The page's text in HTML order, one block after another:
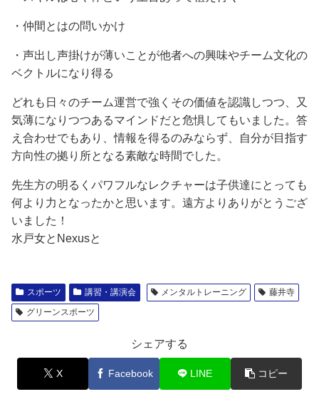
・仲間とはの問いかけ
・声出し声掛けが薄いことが他者への興味やチーム文化の
ベクトルになり得る
どれも日々のチーム運営で強くその価値を認識しつつ、又
気薄になりつつあるマインドだと危惧してもいました。答
え合わせでもあり、情報を得るのみならず、自分が目指す
方向性の拠り所となる素敵な時間でした。
先生方の明るくパワフルなレクチャーは子供達にとっても
何より力となったかと思います。遠方よりありがとうござ
いました！
水戸女とNexusと
スポーツ 講習・講演会 メンタルトレーニング
藤井寺
グリーンスポーツ
シェアする
X Facebook LINE コピー